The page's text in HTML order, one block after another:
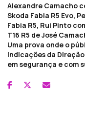
Alexandre Camacho
Skoda Fabia R5 Evo,
Fabia R5, Rui Pinto
T16 R5 de José
Uma prova onde o
indicações da
em segurança e com